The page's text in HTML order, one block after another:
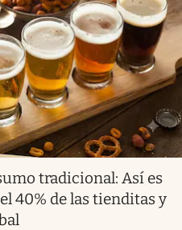
tradicional: Así es
40% de las tienditas y